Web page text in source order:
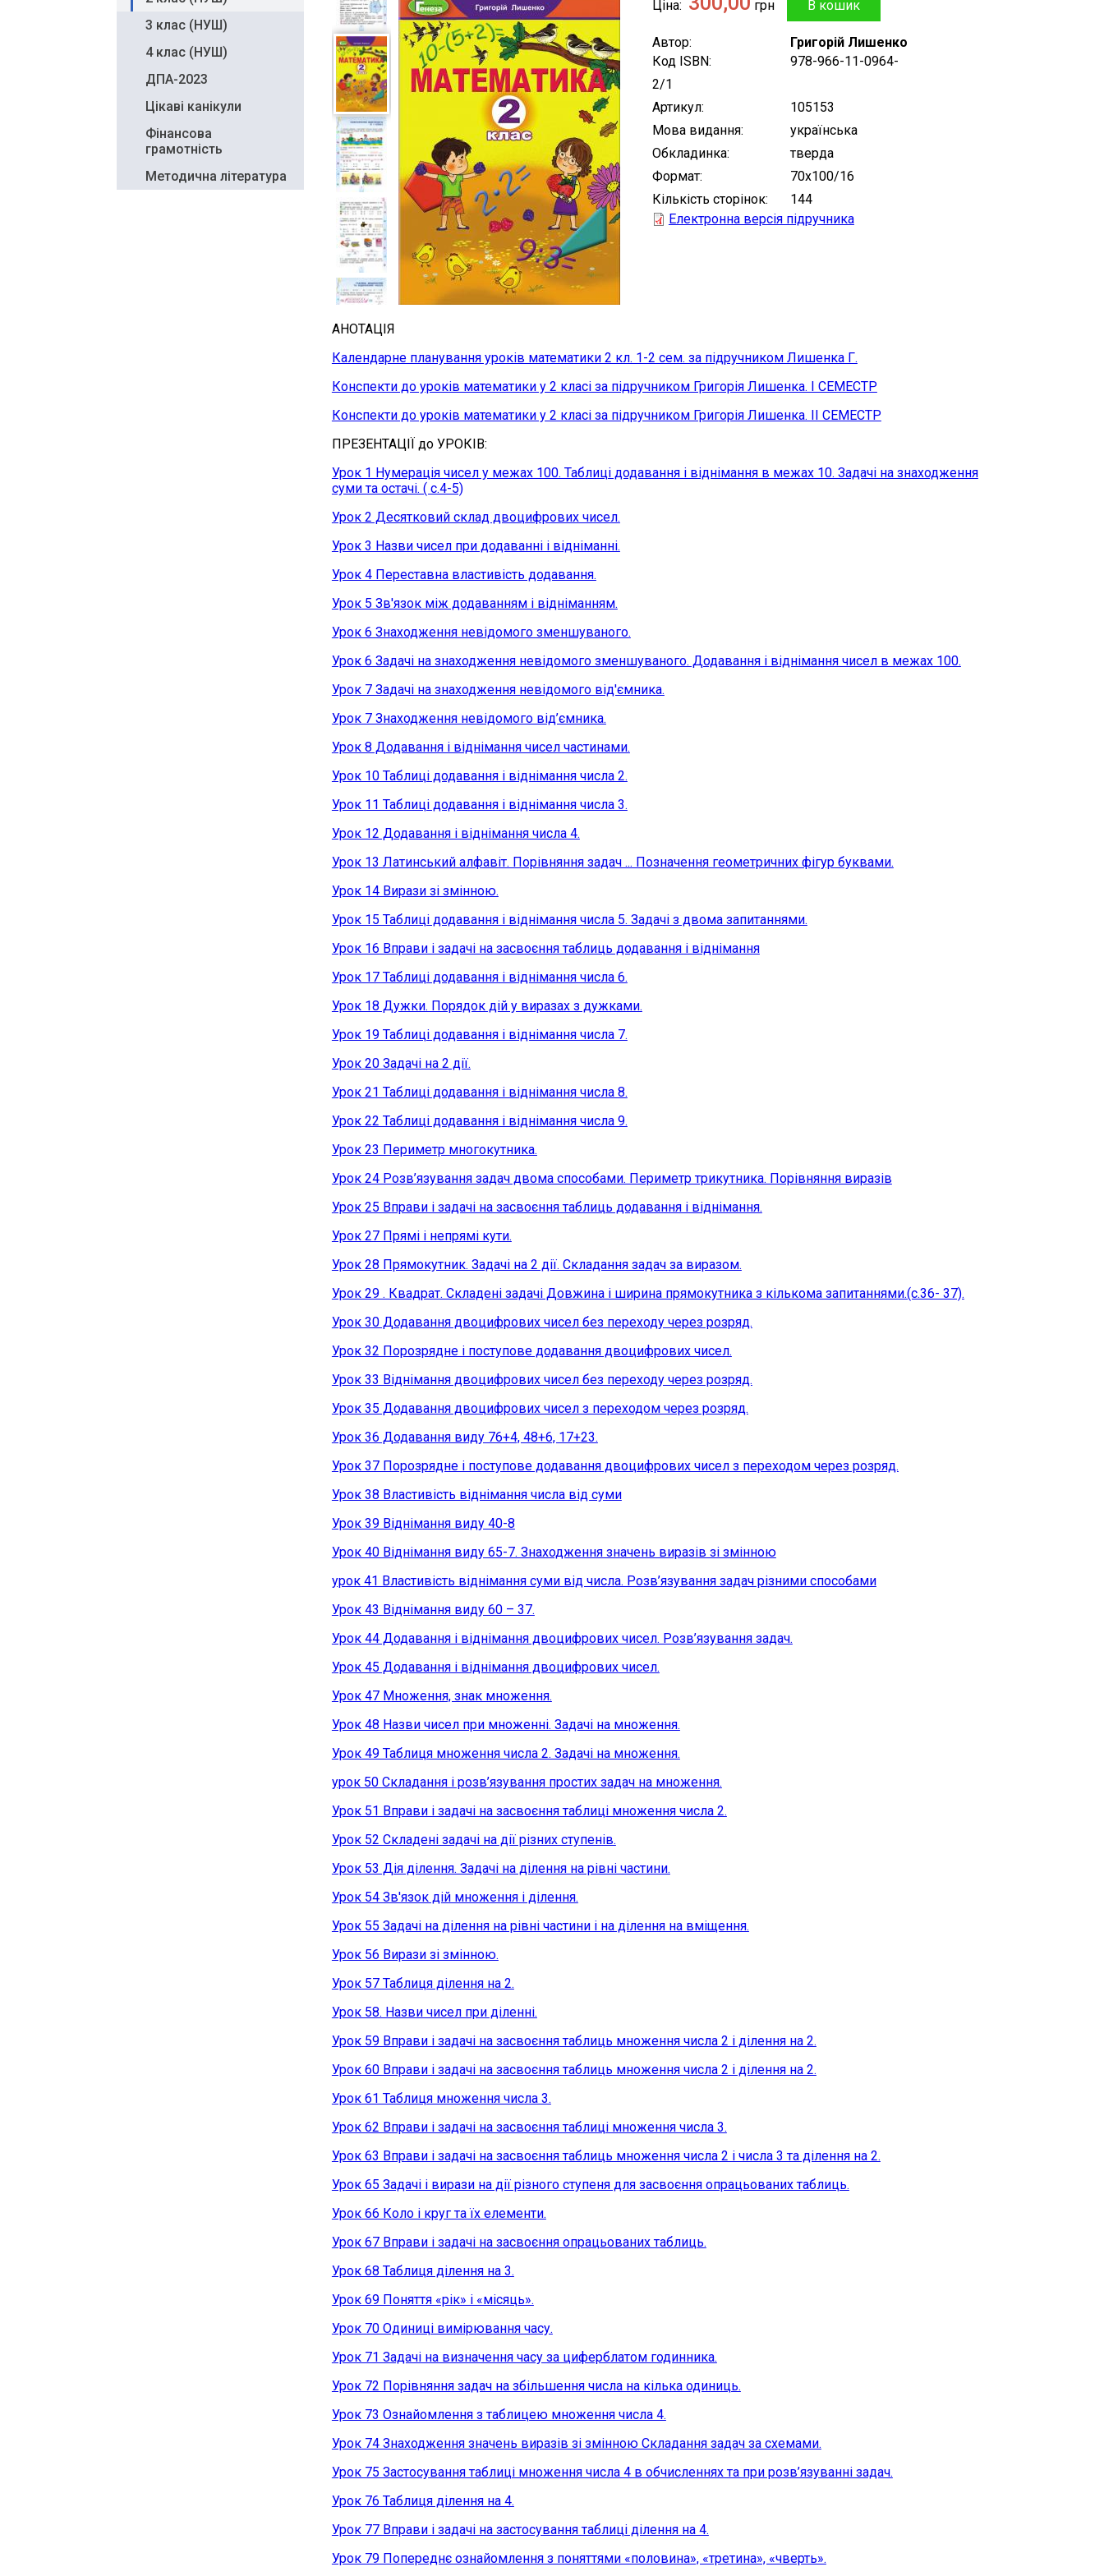
3 клас (НУШ)
4 клас (НУШ)
ДПА-2023
Цікаві канікули
Фінансова
грамотність
Методична література
Ціна грн
Автор
Григорій Лишенко
Код ISBN
978-966-11-0964-
2/1
Артикул
105153
Мова видання
українська
Обкладинка
тверда
Формат
70х100/16
Кількість сторінок
144
Електронна версія підручника
АНОТАЦІЯ
Календарне планування уроків математики 2 кл. 1-2 сем. за підручником Лишенка Г.
Конспекти до уроків математики у 2 класі за підручником Григорія Лишенка. І СЕМЕСТР
Конспекти до уроків математики у 2 класі за підручником Григорія Лишенка. ІІ СЕМЕСТР
ПРЕЗЕНТАЦІЇ до УРОКІВ:
Урок 1 Нумерація чисел у межах 100. Таблиці додавання і віднімання в межах 10. Задачі на знаходження
суми та остачі. ( с.4-5)
Урок 2 Десятковий склад двоцифрових чисел.
Урок 3 Назви чисел при додаванні і відніманні.
Урок 4 Переставна властивість додавання.
Урок 5 Зв'язок між додаванням і відніманням.
Урок 6 Знаходження невідомого зменшуваного.
Урок 6 Задачі на знаходження невідомого зменшуваного. Додавання і віднімання чисел в межах 100.
Урок 7 Задачі на знаходження невідомого від'ємника.
Урок 7 Знаходження невідомого від’ємника.
Урок 8 Додавання і віднімання чисел частинами.
Урок 10 Таблиці додавання і віднімання числа 2.
Урок 11 Таблиці додавання і віднімання числа 3.
Урок 12 Додавання і віднімання числа 4.
Урок 13 Латинський алфавіт. Порівняння задач ... Позначення геометричних фігур буквами.
Урок 14 Вирази зі змінною.
Урок 15 Таблиці додавання і віднімання числа 5. Задачі з двома запитаннями.
Урок 16 Вправи і задачі на засвоєння таблиць додавання і віднімання
Урок 17 Таблиці додавання і віднімання числа 6.
Урок 18 Дужки. Порядок дій у виразах з дужками.
Урок 19 Таблиці додавання і віднімання числа 7.
Урок 20 Задачі на 2 дії.
Урок 21 Таблиці додавання і віднімання числа 8.
Урок 22 Таблиці додавання і віднімання числа 9.
Урок 23 Периметр многокутника.
Урок 24 Розв’язування задач двома способами. Периметр трикутника. Порівняння виразів
Урок 25 Вправи і задачі на засвоєння таблиць додавання і віднімання.
Урок 27 Прямі і непрямі кути.
Урок 28 Прямокутник. Задачі на 2 дії. Складання задач за виразом.
Урок 29 . Квадрат. Складені задачі Довжина і ширина прямокутника з кількома запитаннями.(с.36- 37).
Урок 30 Додавання двоцифрових чисел без переходу через розряд.
Урок 32 Порозрядне і поступове додавання двоцифрових чисел.
Урок 33 Віднімання двоцифрових чисел без переходу через розряд.
Урок 35 Додавання двоцифрових чисел з переходом через розряд.
Урок 36 Додавання виду 76+4, 48+6, 17+23.
Урок 37 Порозрядне і поступове додавання двоцифрових чисел з переходом через розряд.
Урок 38 Властивість віднімання числа від суми
Урок 39 Віднімання виду 40-8
Урок 40 Віднімання виду 65-7. Знаходження значень виразів зі змінною
урок 41 Властивість віднімання суми від числа. Розв’язування задач різними способами
Урок 43 Віднімання виду 60 – 37.
Урок 44 Додавання і віднімання двоцифрових чисел. Розв’язування задач.
Урок 45 Додавання і віднімання двоцифрових чисел.
Урок 47 Множення, знак множення.
Урок 48 Назви чисел при множенні. Задачі на множення.
Урок 49 Таблиця множення числа 2. Задачі на множення.
урок 50 Складання і розв’язування простих задач на множення.
Урок 51 Вправи і задачі на засвоєння таблиці множення числа 2.
Урок 52 Складені задачі на дії різних ступенів.
Урок 53 Дія ділення. Задачі на ділення на рівні частини.
Урок 54 Зв'язок дій множення і ділення.
Урок 55 Задачі на ділення на рівні частини і на ділення на вміщення.
Урок 56 Вирази зі змінною.
Урок 57 Таблиця ділення на 2.
Урок 58. Назви чисел при діленні.
Урок 59 Вправи і задачі на засвоєння таблиць множення числа 2 і ділення на 2.
Урок 60 Вправи і задачі на засвоєння таблиць множення числа 2 і ділення на 2.
Урок 61 Таблиця множення числа 3.
Урок 62 Вправи і задачі на засвоєння таблиці множення числа 3.
Урок 63 Вправи і задачі на засвоєння таблиць множення числа 2 і числа 3 та ділення на 2.
Урок 65 Задачі і вирази на дії різного ступеня для засвоєння опрацьованих таблиць.
Урок 66 Коло і круг та їх елементи.
Урок 67 Вправи і задачі на засвоєння опрацьованих таблиць.
Урок 68 Таблиця ділення на 3.
Урок 69 Поняття «рік» і «місяць».
Урок 70 Одиниці вимірювання часу.
Урок 71 Задачі на визначення часу за циферблатом годинника.
Урок 72 Порівняння задач на збільшення числа на кілька одиниць.
Урок 73 Ознайомлення з таблицею множення числа 4.
Урок 74 Знаходження значень виразів зі змінною Складання задач за схемами.
Урок 75 Застосування таблиці множення числа 4 в обчисленнях та при розв’язуванні задач.
Урок 76 Таблиця ділення на 4.
Урок 77 Вправи і задачі на застосування таблиці ділення на 4.
Урок 79 Попереднє ознайомлення з поняттями «половина», «третина», «чверть».